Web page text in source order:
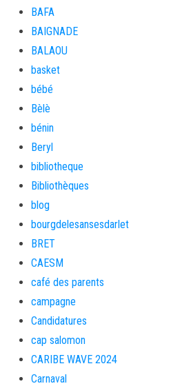
BAFA
BAIGNADE
BALAOU
basket
bébé
Bèlè
bénin
Beryl
bibliotheque
Bibliothèques
blog
bourgdelesansesdarlet
BRET
CAESM
café des parents
campagne
Candidatures
cap salomon
CARIBE WAVE 2024
Carnaval